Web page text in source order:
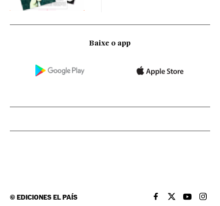
Baixe o app
©EDICIONES EL PAÍS EL PAÍS BRASIL EN
EL PAÍSEL PAÍS
EL